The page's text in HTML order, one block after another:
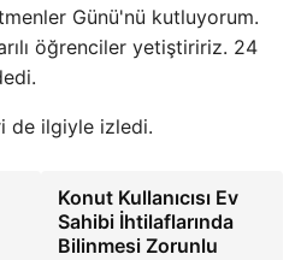
Günü'nü kutluyorum.
öğrenciler yetiştiririz. 24
de ilgiyle izledi.
Konut Kullanıcısı Ev
Sahibi İhtilaflarında
Bilinmesi Zorunlu